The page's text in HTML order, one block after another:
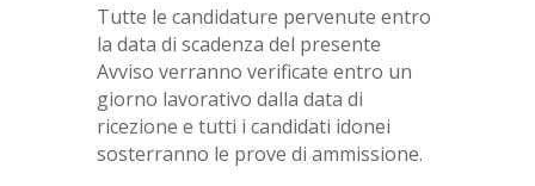
Tutte le candidature pervenute entro
la data di scadenza del presente
Avviso verranno verificate entro un
giorno lavorativo dalla data di
ricezione e tutti i candidati idonei
sosterranno le prove di ammissione.